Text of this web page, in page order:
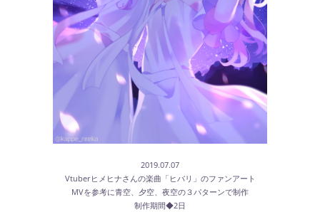
2019.07.07
Vtuberヒメヒナさんの楽曲「ヒバリ」のファンアート
MVを参考に青空、夕空、夜空の３パターンで制作
制作期間◆2日